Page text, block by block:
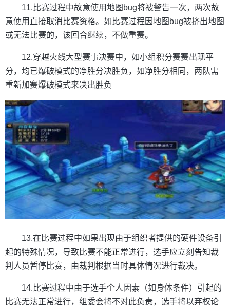
11.比赛过程中故意使用地图bug将被警告一次，两次故
意使用直接取消比赛资格。如比赛过程因地图bug被挤出地图
或无法比赛的，该回合继续，不做重赛。
12.穿越火线大型赛事决赛中，如小组积分赛赛出现平
分，均已爆破模式的净胜分决胜负，如净胜分相同，两队需
重新加赛爆破模式来决出胜负
13.在比赛过程中如果出现由于组织者提供的硬件设备引
起的特殊情况，导致比赛不能正常进行，选手应立刻告知裁
判人员暂停比赛，由裁判根据当时具体情况进行裁决。
14.比赛过程中由于选手个人因素（如身体条件）引起的
比赛无法正常进行，组委会将不对此负责，选手将以弃权论